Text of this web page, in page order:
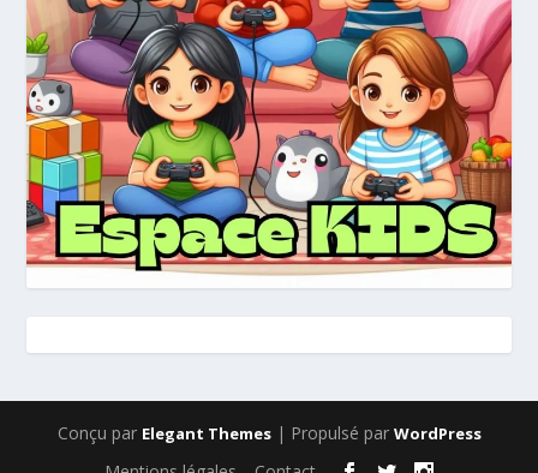
Conçu par Elegant Themes| Propulsé par WordPress